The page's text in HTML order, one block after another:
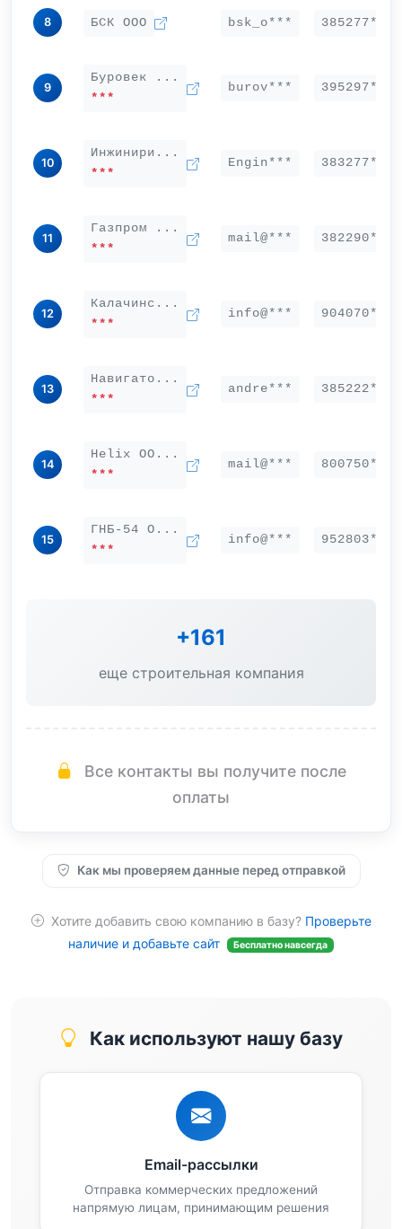
8 БСК ООО bsk_o*** 385277***
9
Буровек ...
***
burov*** 395297***
10
Инжинири...
***
Engin*** 383277***
11
Газпром ...
***
mail@*** 382290***
12
Калачинс...
***
info@*** 904070***
13
Навигато...
***
andre*** 385222***
14
Helix ОО...
***
mail@*** 800750***
15
ГНБ-54 О...
***
info@*** 952803***
+161
еще строительная компания
Все контакты вы получите после
оплаты
Как мы проверяем данные перед отправкой
Хотите добавить свою компанию в базу? Проверьте
наличие и добавьте сайт
Бесплатно навсегда
Как используют нашу базу
Email-рассылки
Отправка коммерческих предложений
напрямую лицам, принимающим решения